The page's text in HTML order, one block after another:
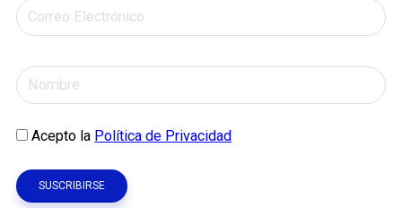
Acepto la Política de Privacidad